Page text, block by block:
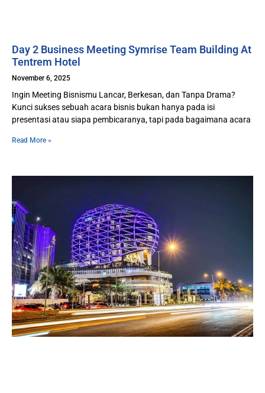
Day 2 Business Meeting Symrise Team Building At
Tentrem Hotel
November 6, 2025
Ingin Meeting Bisnismu Lancar, Berkesan, dan Tanpa Drama?
Kunci sukses sebuah acara bisnis bukan hanya pada isi
presentasi atau siapa pembicaranya, tapi pada bagaimana acara
Read More »